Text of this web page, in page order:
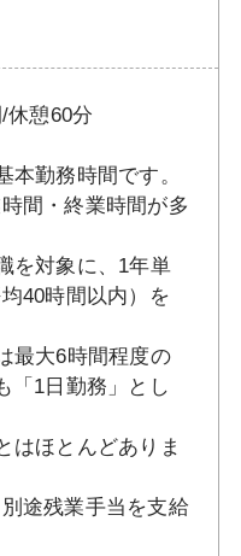
憩60分
本勤務時間です。
間・終業時間が多
を対象に、1年単
40時間以内）を
最大6時間程度の
「1日勤務」とし
はほとんどありま
途残業手当を支給